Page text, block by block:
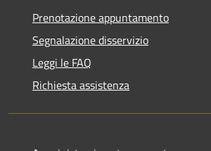
Prenotazione appuntamento
Segnalazione disservizio
Leggi le FAQ
Richiesta assistenza